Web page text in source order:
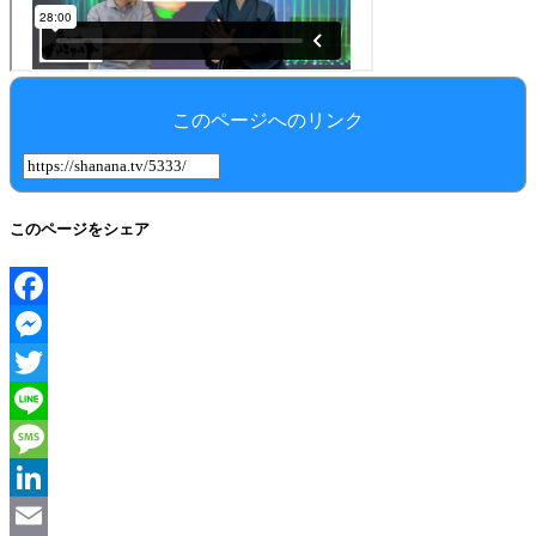
このページへのリンク
このページをシェア
Facebook
Messenger
Twitter
Line
Message
LinkedIn